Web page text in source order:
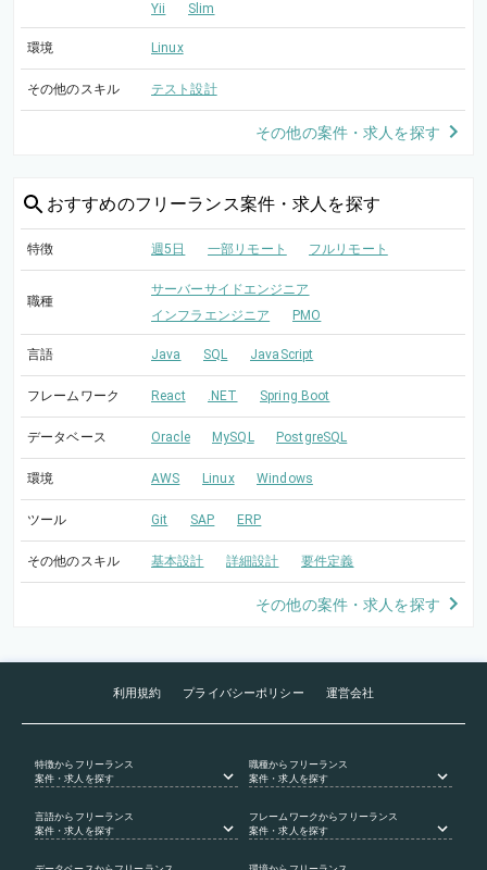
Yii
Slim
環境 Linux
その他のスキル テスト設計
その他の案件・求人を探す
おすすめのフリーランス案件・求人を探す
特徴 週5日 一部リモート フルリモート
職種
サーバーサイドエンジニア
インフラエンジニア
PMO
言語 Java SQL JavaScript
フレームワーク React .NET Spring Boot
データベース Oracle MySQL PostgreSQL
環境 AWS Linux Windows
ツール Git SAP ERP
その他のスキル 基本設計 詳細設計 要件定義
その他の案件・求人を探す
利用規約 プライバシーポリシー 運営会社
特徴からフリーランス
案件・求人を探す
職種からフリーランス
案件・求人を探す
言語からフリーランス
案件・求人を探す
フレームワークからフリーランス
案件・求人を探す